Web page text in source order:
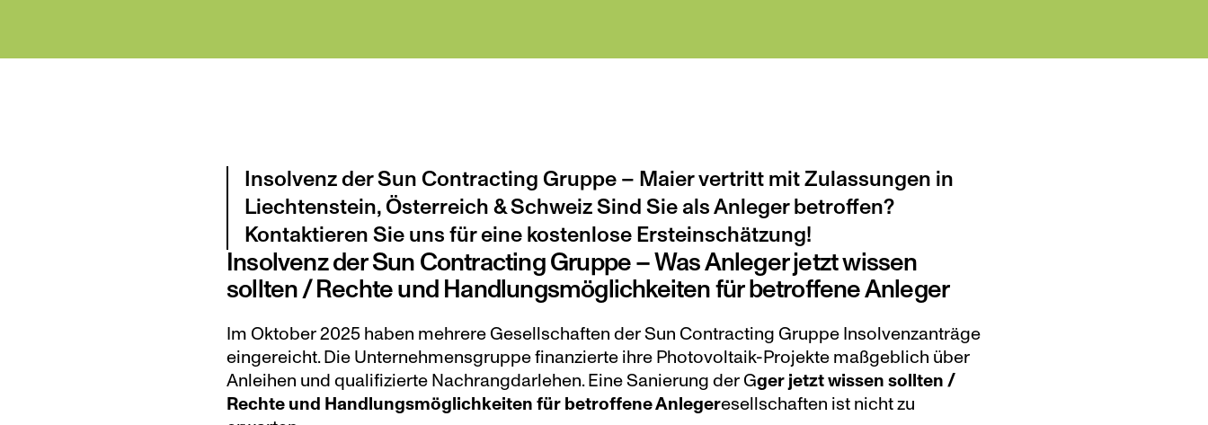
Insolvenz der Sun Contracting Gruppe – Maier vertritt mit Zulassungen in
Liechtenstein, Österreich & Schweiz Sind Sie als Anleger betroffen?
Kontaktieren Sie uns für eine kostenlose Ersteinschätzung!
Insolvenz der Sun Contracting Gruppe – Was Anleger jetzt wissen
sollten / Rechte und Handlungsmöglichkeiten für betroffene Anleger
Im Oktober 2025 haben mehrere Gesellschaften der Sun Contracting Gruppe Insolvenzanträge
eingereicht. Die Unternehmensgruppe finanzierte ihre Photovoltaik-Projekte maßgeblich über
Anleihen und qualifizierte Nachrangdarlehen. Eine Sanierung der Gger jetzt wissen sollten /
Rechte und Handlungsmöglichkeiten für betroffene Anlegeresellschaften ist nicht zu